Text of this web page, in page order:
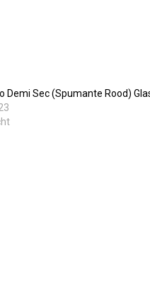
Demi Sec (Spumante Rood)